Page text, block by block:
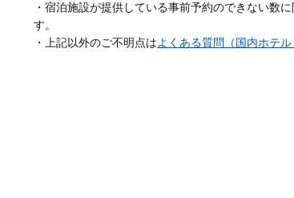
・宿泊施設が提供している事前予約のできない数
す。
・上記以外のご不明点はよくある質問（国内ホテル